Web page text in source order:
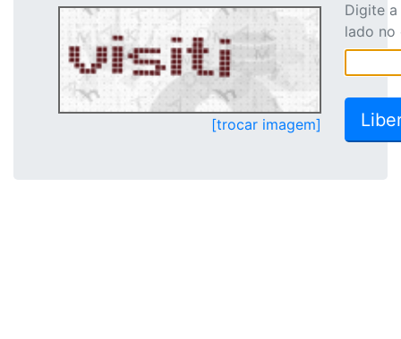
[trocar imagem]
Digite
lado no